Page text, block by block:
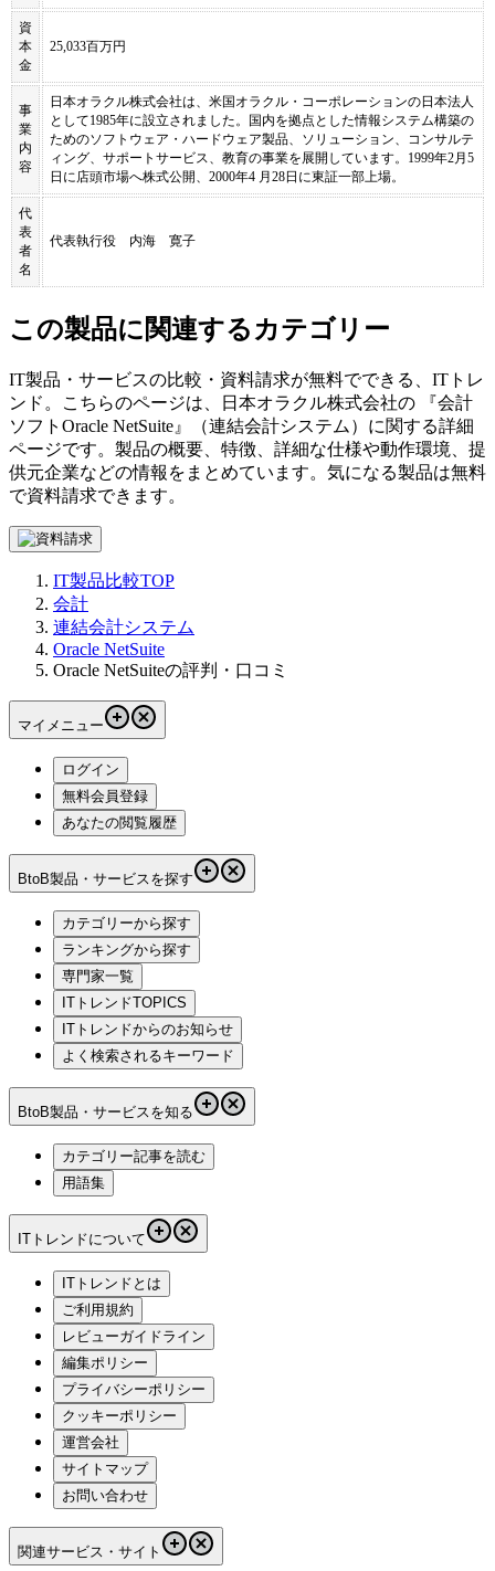
資
本
金
25,033百万円
事
業
内
容
日本オラクル株式会社は、米国オラクル・コーポレーションの日本法人
として1985年に設立されました。国内を拠点とした情報システム構築の
ためのソフトウェア・ハードウェア製品、ソリューション、コンサルテ
ィング、サポートサービス、教育の事業を展開しています。1999年2月5
日に店頭市場へ株式公開、2000年4 月28日に東証一部上場。
代
表
者
名
代表執行役 内海 寛子
この製品に関連するカテゴリー
IT製品・サービスの比較・資料請求が無料でできる、ITトレ
ンド。こちらのページは、
日本オラクル株式会社の 『会計
ソフト Oracle NetSuite 』（連結会計システム ）に関する詳細
ページです。製品の概要、特徴、詳細な仕様や動作環境、提
供元企業などの情報をまとめています。気になる製品は無料
で資料請求できます。
IT製品比較TOP
会計
連結会計システム
Oracle NetSuite
Oracle NetSuiteの評判・口コミ
マイメニュー
ログイン
無料会員登録
あなたの閲覧履歴
BtoB製品・サービスを探す
カテゴリーから探す
ランキングから探す
専門家一覧
ITトレンドTOPICS
ITトレンドからのお知らせ
よく検索されるキーワード
BtoB製品・サービスを知る
カテゴリー記事を読む
用語集
ITトレンドについて
ITトレンドとは
ご利用規約
レビューガイドライン
編集ポリシー
プライバシーポリシー
クッキーポリシー
運営会社
サイトマップ
お問い合わせ
関連サービス・サイト